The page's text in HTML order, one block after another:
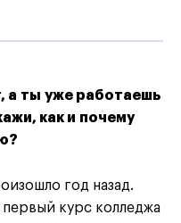
а ты уже работаешь
как и почему
год назад.
первый курс колледжа